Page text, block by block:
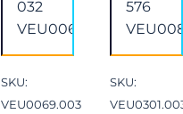
SKU:
VEU0069.003
SKU: